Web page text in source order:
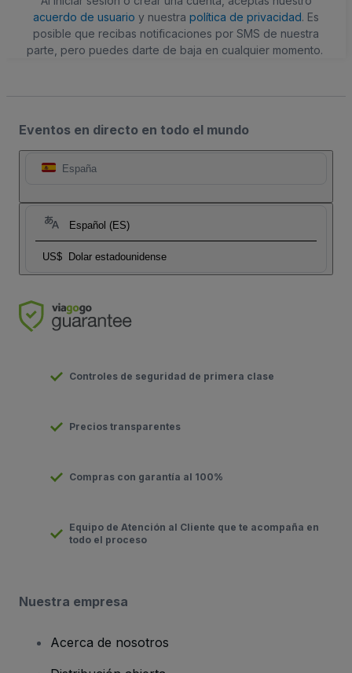
acuerdo de usuario y nuestra política de privacidad. Es
posible que recibas notificaciones por SMS de nuestra
parte, pero puedes darte de baja en cualquier momento.
Eventos en directo en todo el mundo
España
Español (ES)
US$ Dolar estadounidense
Controles de seguridad de primera clase
Precios transparentes
Compras con garantía al 100%
Equipo de Atención al Cliente que te acompaña en
todo el proceso
Nuestra empresa
Acerca de nosotros